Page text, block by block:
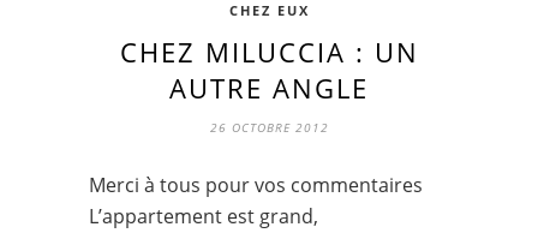
CHEZ EUX
CHEZ MILUCCIA : UN
AUTRE ANGLE
26 OCTOBRE 2012
Merci à tous pour vos commentaires
L’appartement est grand,